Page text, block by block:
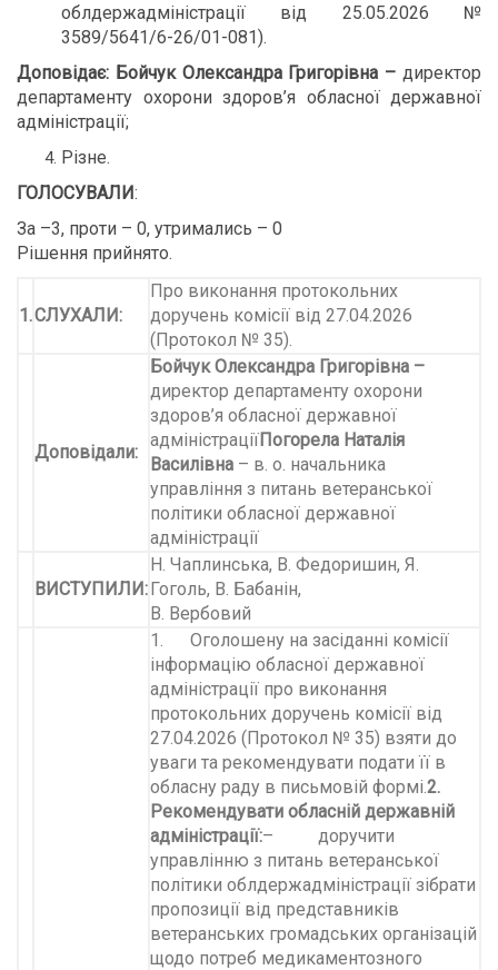
облдержадміністрації від 25.05.2026 №
3589/5641/6-26/01-081).
Доповідає: Бойчук Олександра Григорівна –директор
департаменту охорони здоров’я обласної державної
адміністрації;
Різне.
ГОЛОСУВАЛИ:
За –3, проти – 0, утримались – 0
Рішення прийнято.
1.СЛУХАЛИ:
Про виконання протокольних
доручень комісії від 27.04.2026
(Протокол № 35).
Доповідали:
Бойчук Олександра Григорівна –
директор департаменту охорони
здоров’я обласної державної
адміністраціїПогорела Наталія
Василівна – в. о. начальника
управління з питань ветеранської
політики обласної державної
адміністрації
ВИСТУПИЛИ:
Н. Чаплинська, В. Федоришин, Я.
Гоголь, В. Бабанін,
В. Вербовий
1. Оголошену на засіданні комісії
інформацію обласної державної
адміністрації про виконання
протокольних доручень комісії від
27.04.2026 (Протокол № 35) взяти до
уваги та рекомендувати подати її в
обласну раду в письмовій формі.2.
Рекомендувати обласній державній
адміністрації:– доручити
управлінню з питань ветеранської
політики облдержадміністрації зібрати
пропозиції від представників
ветеранських громадських організацій
щодо потреб медикаментозного